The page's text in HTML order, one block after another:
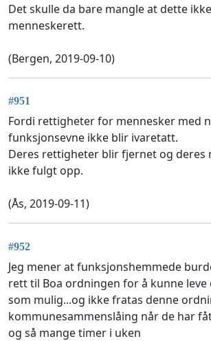
Det skulle da bare mangle at dette
menneskerett.
(Bergen, 2019-09-10)
#951
Fordi rettigheter for mennesker med
funksjonsevne ikke blir ivaretatt.
Deres rettigheter blir fjernet og
ikke fulgt opp.
(Ås, 2019-09-11)
#952
Jeg mener at funksjonshemmede
rett til Boa ordningen for å kunne leve
som mulig...og ikke fratas denne
kommunesammenslåing når de har
og så mange timer i uken